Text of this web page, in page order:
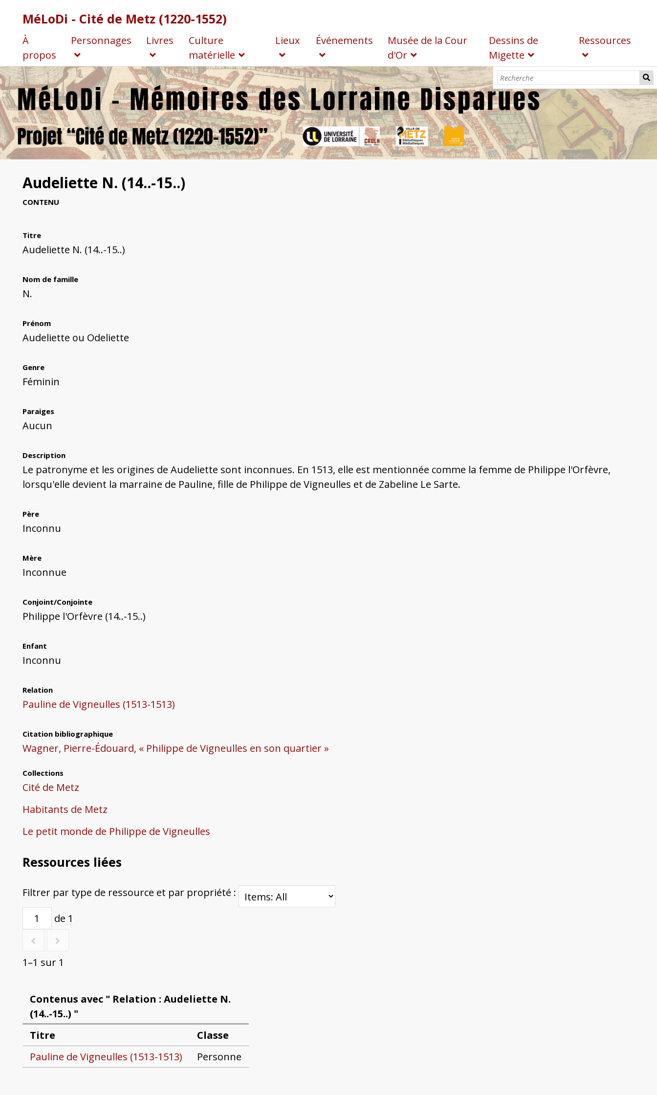
MéLoDi - Cité de Metz (1220-1552)
À
propos
Personnages Livres
Culture
matérielle
Lieux Événements
Musée de la Cour
d'Or
Dessins de
Migette
Ressources
Audeliette N. (14..-15..)
CONTENU
Titre
Audeliette N. (14..-15..)
Nom de famille
N.
Prénom
Audeliette ou Odeliette
Genre
Féminin
Paraiges
Aucun
Description
Le patronyme et les origines de Audeliette sont inconnues. En 1513, elle est mentionnée comme la femme de Philippe l'Orfèvre,
lorsqu'elle devient la marraine de Pauline, fille de Philippe de Vigneulles et de Zabeline Le Sarte.
Père
Inconnu
Mère
Inconnue
Conjoint/Conjointe
Philippe l'Orfèvre (14..-15..)
Enfant
Inconnu
Relation
Pauline de Vigneulles (1513-1513)
Citation bibliographique
Wagner, Pierre-Édouard, « Philippe de Vigneulles en son quartier »
Collections
Cité de Metz
Habitants de Metz
Le petit monde de Philippe de Vigneulles
Ressources liées
Filtrer par type de ressource et par propriété :
de 1
1–1 sur 1
Contenus avec " Relation : Audeliette N.
(14..-15..) "
Titre
Classe
Pauline de Vigneulles (1513-1513)
Personne